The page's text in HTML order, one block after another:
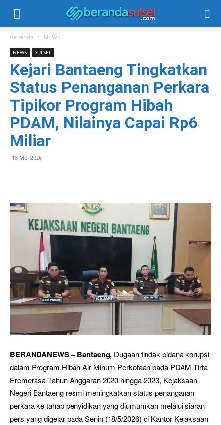
Beranda NEWS
NEWS SULSEL
Kejari Bantaeng Tingkatkan
Status Penanganan Perkara
Tipikor Program Hibah
PDAM, Nilainya Capai Rp6
Miliar
18 Mei 2026
BERANDANEWS – Bantaeng, Dugaan tindak pidana korupsi
dalam Program Hibah Air Minum Perkotaan pada PDAM Tirta
Eremerasa Tahun Anggaran 2020 hingga 2023, Kejaksaan
Negeri Bantaeng resmi meningkatkan status penanganan
perkara ke tahap penyidikan yang diumumkan melalui siaran
pers yang digelar pada Senin (18/5/2026) di Kantor Kejaksaan